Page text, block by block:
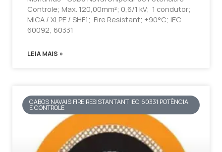
Controle; Max. 120,00mm²; 0,6/1 kV; 1 condutor;
MICA / XLPE / SHF1; Fire Resistant; +90°C; IEC
60092; 60331
LEIA MAIS »
CABOS NAVAIS FIRE RESISTANTANT IEC 60331 POTÊNCIA
E CONTROLE